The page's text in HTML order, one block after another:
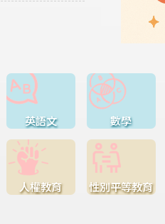
英語文 數學
人權教育 性別平等教育